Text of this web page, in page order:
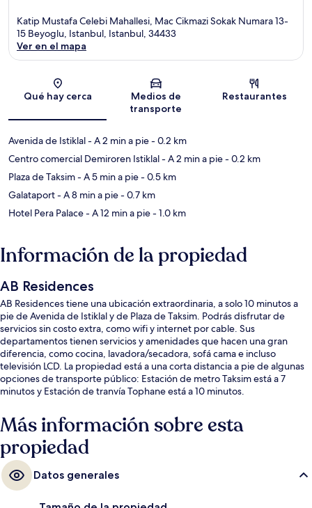
Katip Mustafa Celebi Mahallesi, Mac Cikmazi Sokak Numara 13-
15 Beyoglu, Istanbul, Istanbul, 34433
Ver en el mapa
Qué hay cerca
Medios de
transporte
Restaurantes
Avenida de Istiklal- A 2 min a pie- 0.2 km
Centro comercial Demiroren Istiklal- A 2 min a pie- 0.2 km
Plaza de Taksim- A 5 min a pie- 0.5 km
Galataport- A 8 min a pie- 0.7 km
Hotel Pera Palace- A 12 min a pie- 1.0 km
Información de la propiedad
AB Residences
AB Residences tiene una ubicación extraordinaria, a solo 10 minutos a
pie de Avenida de Istiklal y de Plaza de Taksim. Podrás disfrutar de
servicios sin costo extra, como wifi y internet por cable. Sus
departamentos tienen servicios y amenidades que hacen una gran
diferencia, como cocina, lavadora/secadora, sofá cama e incluso
televisión LCD. La propiedad está a una corta distancia a pie de algunas
opciones de transporte público: Estación de metro Taksim está a 7
minutos y Estación de tranvía Tophane está a 10 minutos.
Más información sobre esta
propiedad
Datos generales